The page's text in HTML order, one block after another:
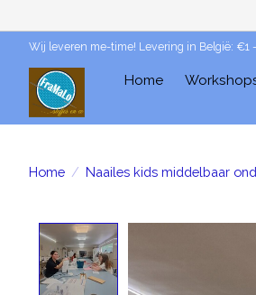
Wij leveren me-time! Levering in België: €1
Home
Home / Naailes kids middelbaar
Product image